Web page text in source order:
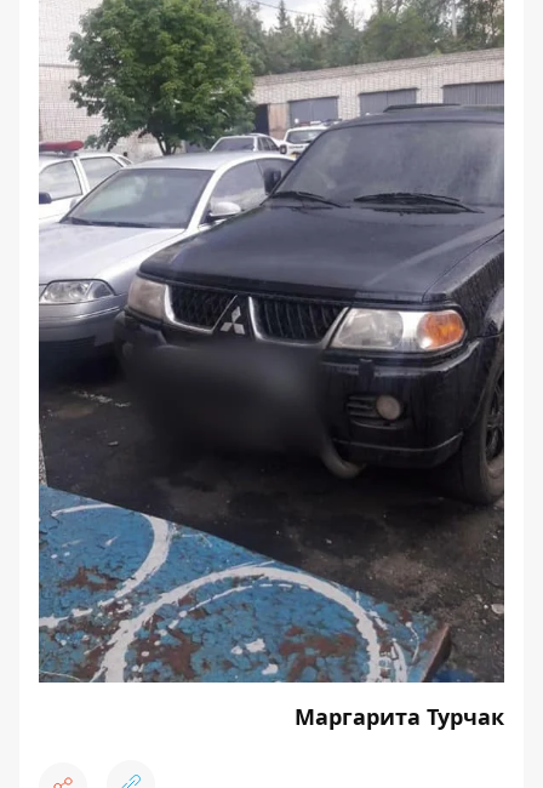
Маргарита Турчак